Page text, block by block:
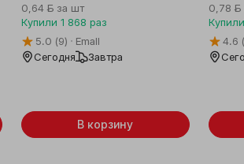
0,64 ƃза шт
Купили 1 868 раз
5.0 (9)
Emall
Сегодня
Завтра
В корзину
0,78 ƃ
4.6